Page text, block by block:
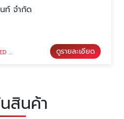
ท์ จำกัด
ดูรายละเอียด
สินค้า